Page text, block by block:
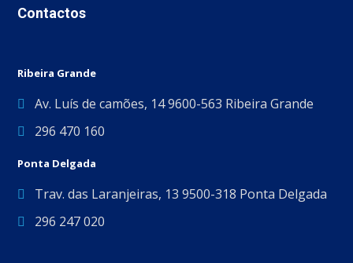
Contactos
Ribeira Grande
Av. Luís de camões, 14 9600-563 Ribeira Grande
296 470 160
Ponta Delgada
Trav. das Laranjeiras, 13 9500-318 Ponta Delgada
296 247 020